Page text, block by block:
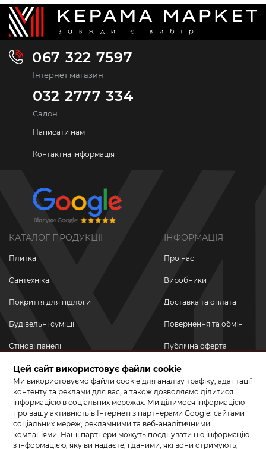
067 322 7597
Інтернет магазин
032 2777 334
Салон
Написати нам
Контактна інформація
КАТАЛОГ ПРОДУКЦІЇ
Плитка
Сантехніка
Покриття для підлоги
Будівельні суміші
Стінові панелі
Новинки
Акційні товари
Акції/Знижки
ІНФОРМАЦІЯ
Про нас
Виробники
Доставка та оплата
Повернення та обмін
Публічна оферта
Політика
конфіденційності
ПРИЄДНУЙТЕСЬ ДО НАС У СОЦМЕРЕЖАХ
Цей сайт використовує файли cookie
Ми використовуємо файли cookie для аналізу трафіку, адаптації
контенту та реклами для вас, а також дозволяємо ділитися
інформацією в соціальних мережах. Ми ділимося інформацією
про вашу активність в Інтернеті з партнерами Google: сайтами
соціальних мереж, рекламними та веб-аналітичними
компаніями. Наші партнери можуть поєднувати цю інформацію
з інформацією, яку ви надаєте, і даними, які вони отримують,